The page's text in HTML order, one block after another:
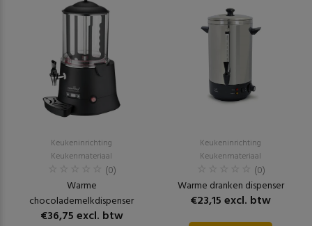
Keukeninrichting
Keukenmateriaal
(0)
Warme
chocolademelkdispenser
€36,75 excl. btw
Keukeninrichting
Keukenmateriaal
(0)
Warme dranken dispenser
€23,15 excl. btw